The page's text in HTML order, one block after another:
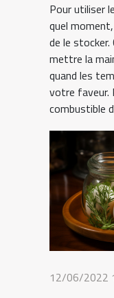
Pour utiliser
quel
de le
mettre la
quand les
votre faveur.
combustible
12/06/2022